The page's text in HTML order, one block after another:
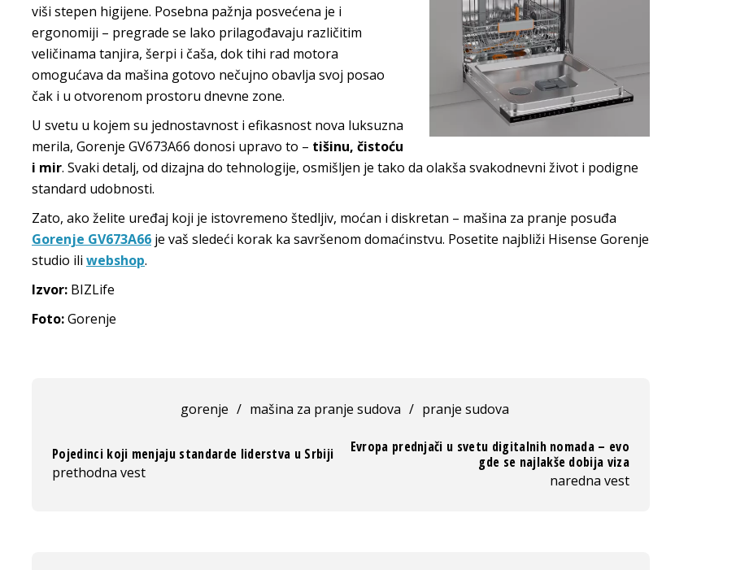
viši stepen higijene. Posebna pažnja posvećena je i
ergonomiji – pregrade se lako prilagođavaju različitim
veličinama tanjira, šerpi i čaša, dok tihi rad motora
omogućava da mašina gotovo nečujno obavlja svoj posao
čak i u otvorenom prostoru dnevne zone.
U svetu u kojem su jednostavnost i efikasnost nova luksuzna
merila, Gorenje GV673A66 donosi upravo to – tišinu, čistoću
i mir. Svaki detalj, od dizajna do tehnologije, osmišljen je tako da olakša svakodnevni život i podigne
standard udobnosti.
Zato, ako želite uređaj koji je istovremeno štedljiv, moćan i diskretan – mašina za pranje posuđa
Gorenje GV673A66 je vaš sledeći korak ka savršenom domaćinstvu. Posetite najbliži Hisense Gorenje
studio ili webshop.
Izvor: BIZLife
Foto:Gorenje
gorenje / mašina za pranje sudova / pranje sudova
Pojedinci koji menjaju standarde liderstva u Srbiji
prethodna vest
Evropa prednjači u svetu digitalnih nomada – evo
gde se najlakše dobija viza
naredna vest